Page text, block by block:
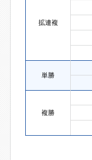
拡連複
単勝
複勝